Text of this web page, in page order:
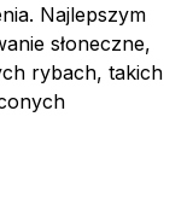
Najlepszym
słoneczne,
rybach, takich